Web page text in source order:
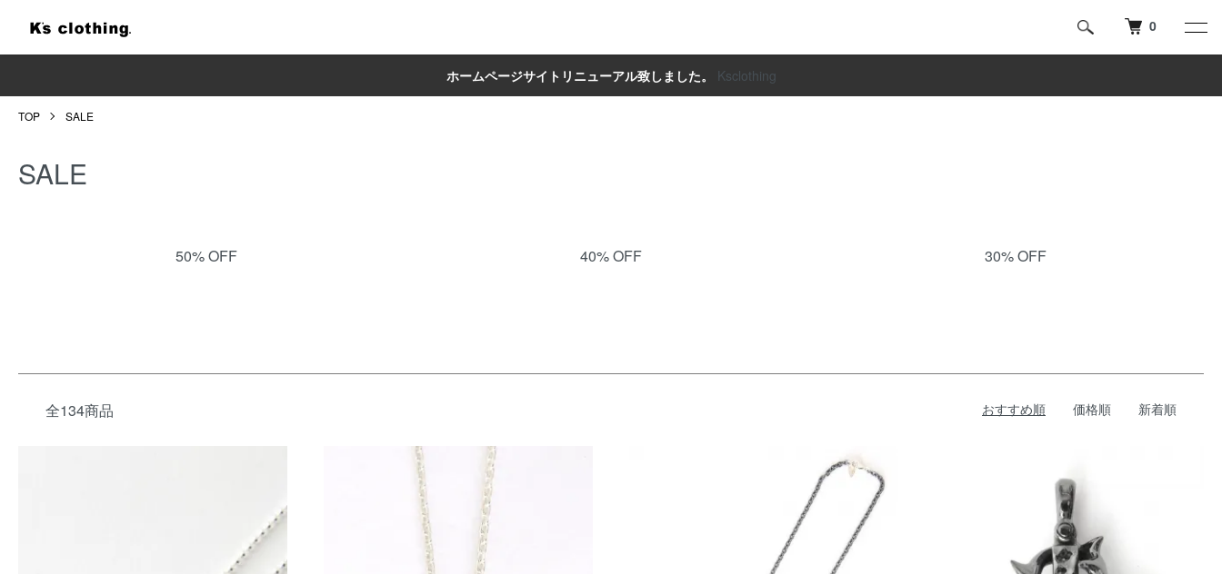
0
ホームページサイトリニューアル致しました。 Ksclothing
TOP SALE
SALE
50% OFF
40% OFF 30% OFF
全134商品 おすすめ順 価格順 新着順